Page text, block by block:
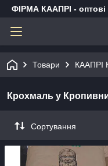
ФІРМА КААПРІ - оптові
Товари
Крохмаль у
Сортування